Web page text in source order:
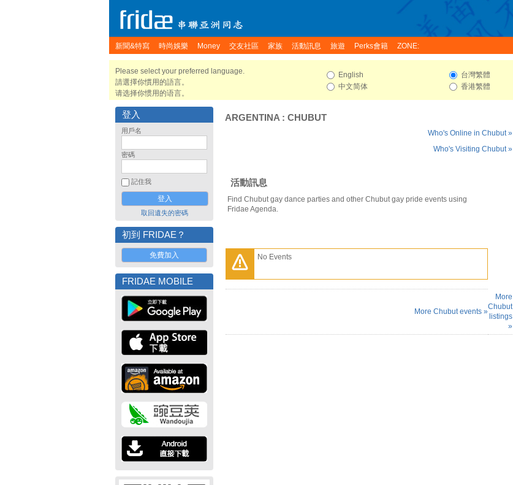
新聞&特寫 時尚娛樂 Money 交友社區 家族 活動訊息 旅遊 Perks會籍 ZONE:
Please select your preferred language.
請選擇你慣用的語言。
请选择你惯用的语言。
English
中文简体
台灣繁體
香港繁體
登入
用戶名
密碼
記住我
取回遺失的密碼
初到 FRIDAE？
免費加入
FRIDAE MOBILE
ARGENTINA : CHUBUT
Who's Online in Chubut »
Who's Visiting Chubut »
活動訊息
Find Chubut gay dance parties and other Chubut gay pride events using
Fridae Agenda.
No Events
More Chubut events »
More
Chubut
listings
»